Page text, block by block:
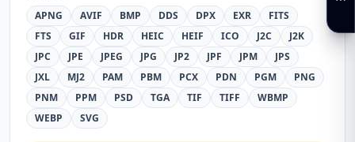
APNG
AVIF BMP DDS DPX EXR
FITS
FTS
GIF HDR HEIC HEIF ICO J2C
J2K
JPC
JPE JPEG JPG JP2 JPF JPM
JPS
JXL
MJ2 PAM PBM PCX PDN PGM
PNG
PNM
PPM PSD TGA TIF TIFF
WBMP
WEBP
SVG